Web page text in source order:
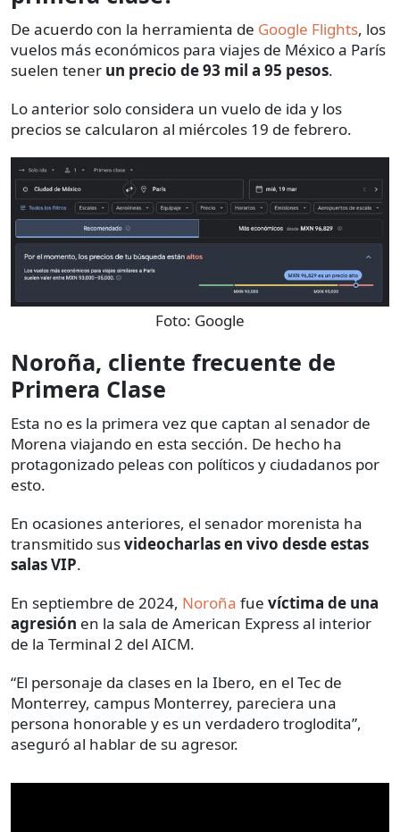
De acuerdo con la herramienta de Google Flights, los
vuelos más económicos para viajes de México a París
suelen tener un precio de 93 mil a 95 pesos.
Lo anterior solo considera un vuelo de ida y los
precios se calcularon al miércoles 19 de febrero.
Foto: Google
Noroña, cliente frecuente de
Primera Clase
Esta no es la primera vez que captan al senador de
Morena viajando en esta sección. De hecho ha
protagonizado peleas con políticos y ciudadanos por
esto.
En ocasiones anteriores, el senador morenista ha
transmitido susvideocharlas en vivo desde estas
salas VIP.
En septiembre de 2024, Noroña fue víctima de una
agresión en la sala de American Express al interior
de la Terminal 2 del AICM.
“El personaje da clases en la Ibero, en el Tec de
Monterrey, campus Monterrey, pareciera una
persona honorable y es un verdadero troglodita”,
aseguró al hablar de su agresor.